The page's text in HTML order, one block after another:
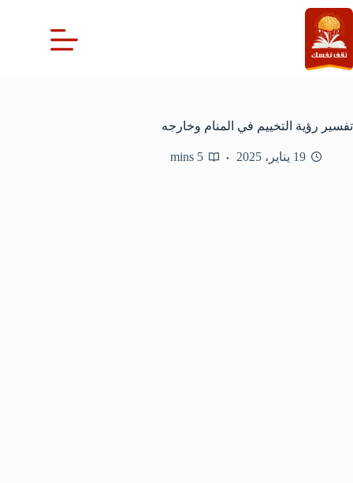
التجاوز
إلى
المحتوى
تفسير رؤية التخييم في المنام وخارجه
19 يناير، 2025 5 mins